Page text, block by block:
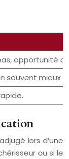
opportunité
souvent mieux
lors d’une
ou si le